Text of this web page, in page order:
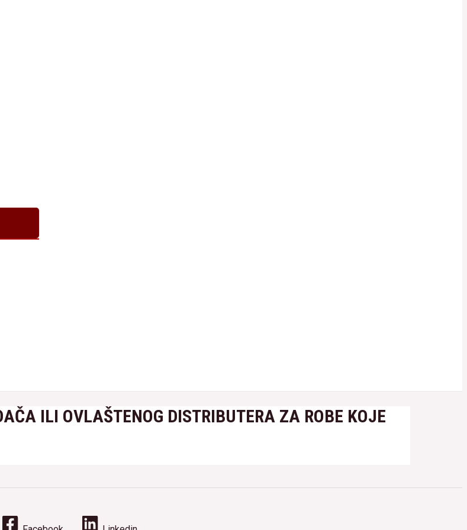
ILI OVLAŠTENOG DISTRIBUTERA ZA ROBE KOJE